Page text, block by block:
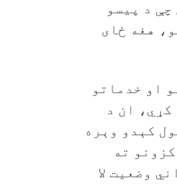
چې د پیسو
هغه ځای
او خدماتو
کړي، ان د
کېدو وېره
ته
وضعیت لا